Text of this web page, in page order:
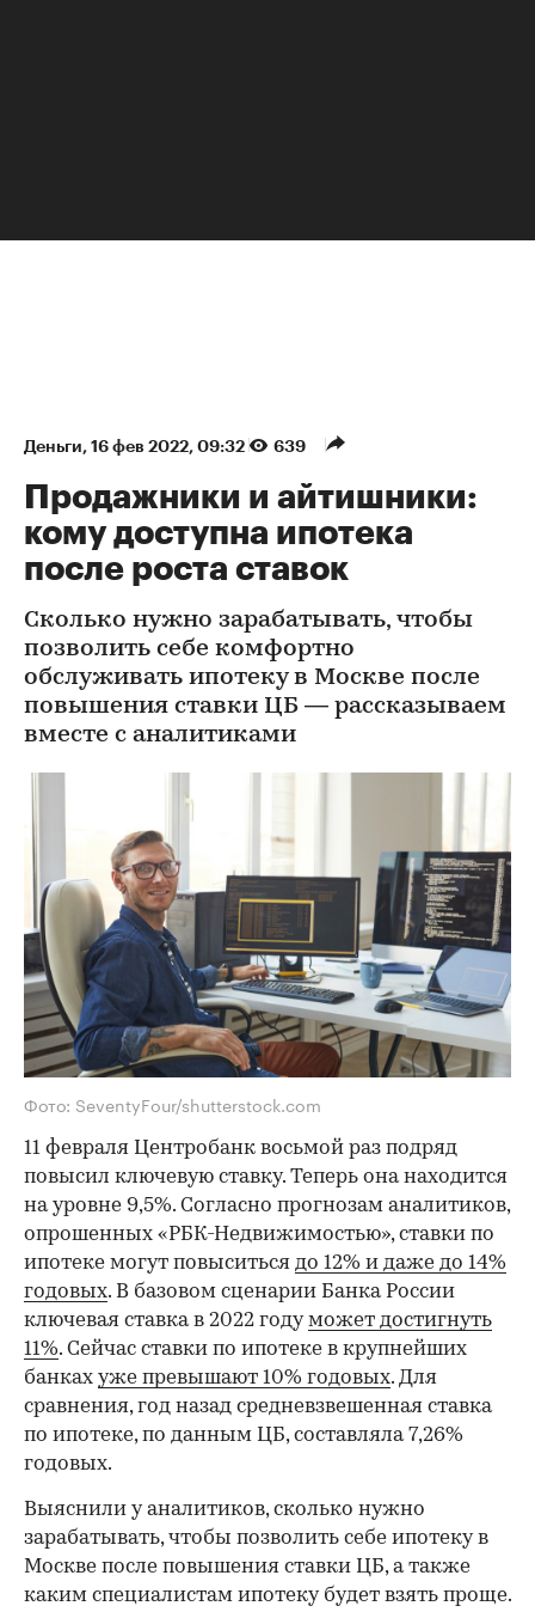
Деньги⁠, 16 фев 2022, 09:32 639
Продажники и айтишники:
кому доступна ипотека
после роста ставок
Сколько нужно зарабатывать, чтобы
позволить себе комфортно
обслуживать ипотеку в Москве после
повышения ставки ЦБ — рассказываем
вместе с аналитиками
Фото: SeventyFour/shutterstock.com
11 февраля Центробанк восьмой раз подряд
повысил ключевую ставку. Теперь она находится
на уровне 9,5%. Согласно прогнозам аналитиков,
опрошенных «РБК-Недвижимостью», ставки по
ипотеке могут повыситься до 12% и даже до 14%
годовых. В базовом сценарии Банка России
ключевая ставка в 2022 годуможет достигнуть
11%. Сейчас ставки по ипотеке в крупнейших
банках уже превышают 10% годовых. Для
сравнения, год назад средневзвешенная ставка
по ипотеке, по данным ЦБ, составляла 7,26%
годовых.
Выяснили у аналитиков, сколько нужно
зарабатывать, чтобы позволить себе ипотеку в
Москве после повышения ставки ЦБ, а также
каким специалистам ипотеку будет взять проще.